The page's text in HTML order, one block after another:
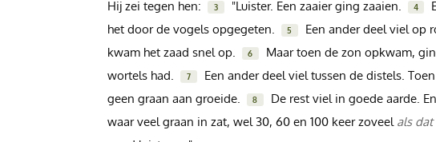
Hij zei tegen hen:
3 "Luister. Een zaaier ging zaaien. 4
het door de vogels opgegeten.
5
Een ander deel viel op
kwam het zaad snel op.
6
Maar toen de zon opkwam,
wortels had.
7
Een ander deel viel tussen de distels.
geen graan aan groeide.
8
De rest viel in goede aarde.
waar veel graan in zat, wel 30, 60 en 100 keer zoveel als dat